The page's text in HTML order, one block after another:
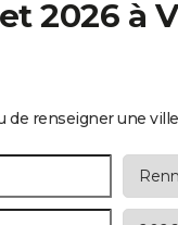
2026 à
de renseigner une